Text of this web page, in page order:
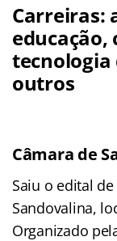
Carreiras:
educação,
tecnologia
outros
Câmara de
Saiu o edital
Sandovalina,
Organizado